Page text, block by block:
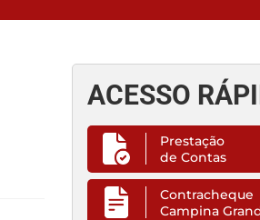
ACESSO
Prestação
de Contas
Contracheque
Campina